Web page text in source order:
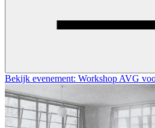
Bekijk evenement: Workshop AVG